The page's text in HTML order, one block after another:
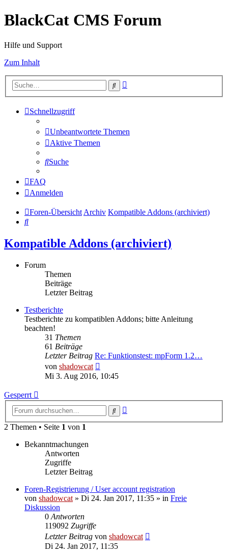
BlackCat CMS Forum
Hilfe und Support
Zum Inhalt
Suche
Schnellzugriff
Unbeantwortete Themen
Aktive Themen
Suche
FAQ
Anmelden
Foren-ÜbersichtArchiv Kompatible Addons (archiviert)
Suche
Kompatible Addons (archiviert)
Forum
Themen
Beiträge
Letzter Beitrag
Testberichte
Testberichte zu kompatiblen Addons; bitte Anleitung
beachten!
31 Themen
61 Beiträge
Letzter Beitrag Re: Funktionstest: mpForm 1.2…
von shadowcat
Beitrag
Mi 3. Aug 2016, 10:45
Gesperrt
Suche
2 Themen • Seite 1 von 1
Bekanntmachungen
Antworten
Zugriffe
Letzter Beitrag
Foren-Registrierung / User account registration
von shadowcat » Di 24. Jan 2017, 11:35 » in Freie
Diskussion
0 Antworten
119092 Zugriffe
Letzter Beitrag von shadowcat
Di 24. Jan 2017, 11:35